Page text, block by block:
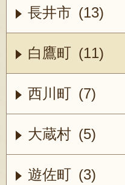
長井市 (13)
白鷹町 (11)
西川町 (7)
大蔵村 (5)
遊佐町 (3)